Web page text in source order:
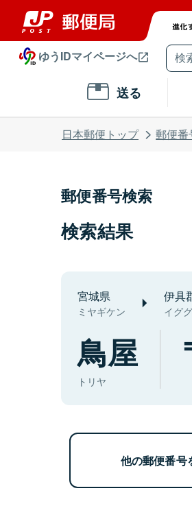
ゆうIDマイページへ
送る
日本郵便トップ 郵便番
郵便番号検索
検索結果
宮城県
ミヤギケン
伊具
イグ
鳥屋
トリヤ
他の郵便番号